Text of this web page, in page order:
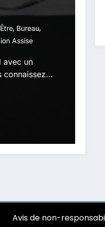
, Bureau,
Assise
avec un
connaissez…
Avis de non-